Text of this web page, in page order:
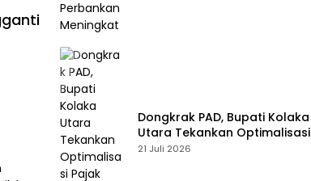
Dongkrak PAD, Bupati Kolaka
Utara Tekankan Optimalisasi
Pajak dan Sektor Tambang
21 Juli 2026